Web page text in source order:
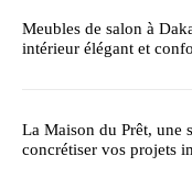
Meubles de salon à
intérieur élégant et
La Maison du Prêt, une
concrétiser vos projets